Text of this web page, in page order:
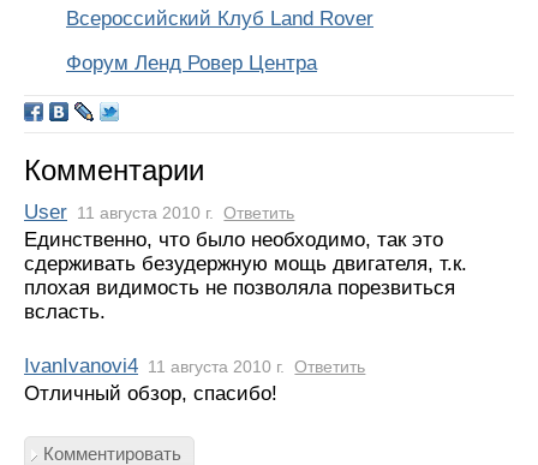
Всероссийский Клуб Land Rover
Форум Ленд Ровер Центра
Комментарии
User 11 августа 2010 г. Ответить
Единственно, что было необходимо, так это
сдерживать безудержную мощь двигателя, т.к.
плохая видимость не позволяла порезвиться
всласть.
IvanIvanovi4 11 августа 2010 г. Ответить
Отличный обзор, спасибо!
Комментировать